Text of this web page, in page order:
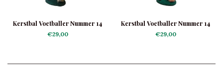
Kerstbal Voetballer Nummer 14
€29,00
Kerstbal Voetballer Nummer 14
Oranje
€29,00